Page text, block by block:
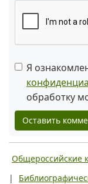
Я
обработку
Оставить
Общероссийские
|